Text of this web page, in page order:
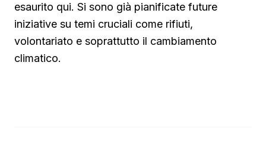
esaurito qui. Si sono già pianificate future
iniziative su temi cruciali come rifiuti,
volontariato e soprattutto il cambiamento
climatico.